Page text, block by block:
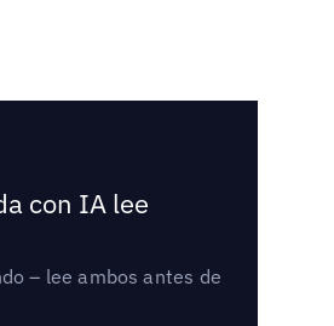
con IA lee
– lee ambos antes de